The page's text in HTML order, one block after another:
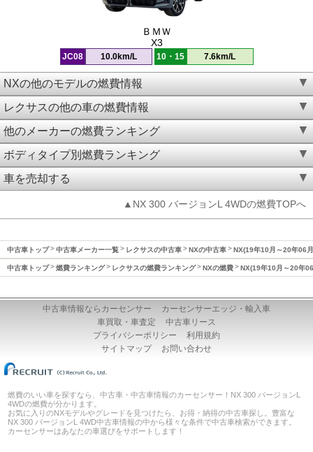
ＢＭＷ
X3
JC08 10.0km/L 10・15 7.6km/L
NXの他のモデルの燃費情報
レクサスの他の車の燃費情報
他のメーカーの燃費ランキング
ボディタイプ別燃費ランキング
車を売却する
▲NX 300 バージョンL 4WDの燃費TOPへ
中古車トップ 中古車メーカー一覧 レクサスの中古車 NXの中古車 NX(19年10月～20年06
中古車トップ 燃費ランキング レクサスの燃費ランキング NXの燃費 NX(19年10月～20年
中古車情報ならカーセンサー
カーセンサーエッジ・輸入車
車買取・車査定
中古車リース
プライバシーポリシー
利用規約
サイトマップ
お問い合わせ
燃費のいい車を探すなら、中古車・中古車情報のカーセンサー！NX 300 バージョンL
4WDの燃費が分かります。
お気に入りのNXモデルやグレードを見つけたら、お得・納得の中古車探し。豊富な
NX 300 バージョンL 4WD中古車情報の中から様々な条件で中古車検索ができます。
カーセンサーはあなたの車選びをサポートします！